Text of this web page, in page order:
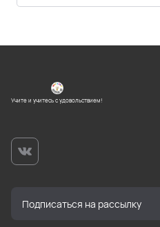
Учите и учитесь с удовольствием!